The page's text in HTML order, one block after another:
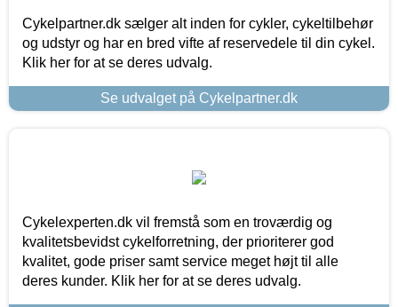
Cykelpartner.dk sælger alt inden for cykler, cykeltilbehør
og udstyr og har en bred vifte af reservedele til din cykel.
Klik her for at se deres udvalg.
Se udvalget på Cykelpartner.dk
Cykelexperten.dk vil fremstå som en troværdig og
kvalitetsbevidst cykelforretning, der prioriterer god
kvalitet, gode priser samt service meget højt til alle
deres kunder. Klik her for at se deres udvalg.